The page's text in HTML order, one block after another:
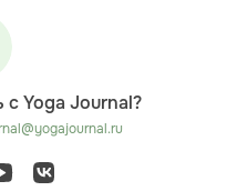
с Yoga Journal?